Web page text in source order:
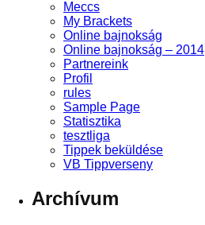
Meccs
My Brackets
Online bajnokság
Online bajnokság – 2014
Partnereink
Profil
rules
Sample Page
Statisztika
tesztliga
Tippek beküldése
VB Tippverseny
Archívum